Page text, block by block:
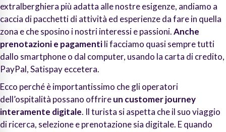
extralberghiera più adatta alle nostre esigenze, andiamo a
caccia di pacchetti di attività ed esperienze da fare in quella
zona e che sposino i nostri interessi e passioni.Anche
prenotazioni e pagamentili facciamo quasi sempre tutti
dallo smartphone o dal computer, usando la carta di credito,
PayPal, Satispay eccetera.
Ecco perché è importantissimo che gli operatori
dell’ospitalità possano offrireun customer journey
interamente digitale. Il turista si aspetta che il suo viaggio
di ricerca, selezione e prenotazione sia digitale. E quando